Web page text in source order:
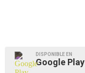
DISPONIBLE EN
Google Play